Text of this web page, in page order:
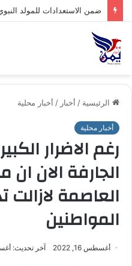
صنعاء: إجراء قرعة بطولة
الرئيسية / أخبار / أخبار محلية
أخبار محلية
رغم الاضرار
الجارفة الان ان
العاصمة لازالت
المواطنين
أغسطس 16, 2022 آخر تحديث: أغسطس